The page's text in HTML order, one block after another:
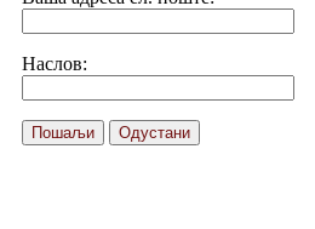
Наслов:
Пошаљи Одустани